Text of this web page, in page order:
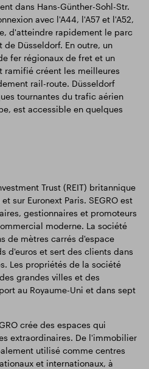
dans Hans-Günther-Sohl-Str.
avec l'A44, l'A57 et l'A52,
d'atteindre rapidement le parc
Düsseldorf. En outre, un
fer régionaux de fret et un
ramifié créent les meilleures
rail-route. Düsseldorf
tournantes du trafic aérien
est accessible en quelques
Trust (REIT) britannique
sur Euronext Paris. SEGRO est
gestionnaires et promoteurs
moderne. La société
de mètres carrés d'espace
d'euros et sert des clients dans
Les propriétés de la société
grandes villes et des
au Royaume-Uni et dans sept
crée des espaces qui
extraordinaires. De l'immobilier
utilisé comme centres
et internationaux, à